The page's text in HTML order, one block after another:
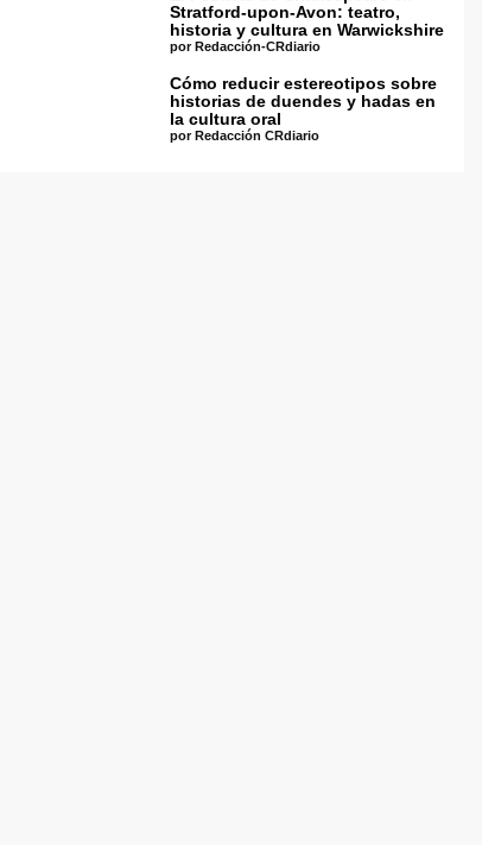
Stratford-upon-Avon: teatro,
historia y cultura en Warwickshire
por Redacción-CRdiario
Cómo reducir estereotipos sobre
historias de duendes y hadas en
la cultura oral
por Redacción CRdiario